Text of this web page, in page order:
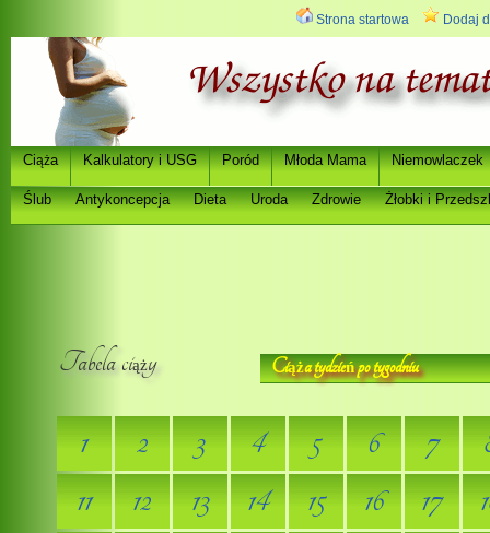
Strona startowa Dodaj
Ciąża Kalkulatory i USG Poród Młoda Mama Niemowlaczek
Ślub Antykoncepcja Dieta Uroda Zdrowie Żłobki i
Ciąża tydzieńpo tygodniu
Tabela ciąży
1 2 3 4 5 6 7
11
12 13 14 15 16 17